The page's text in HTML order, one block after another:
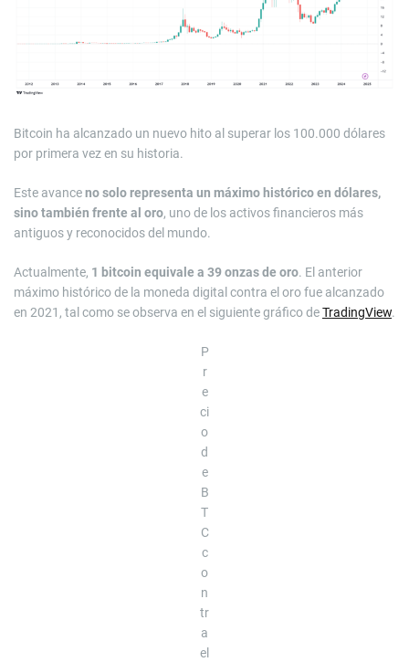
Bitcoin ha alcanzado un nuevo hito al superar los 100.000 dólares
por primera vez en su historia.
Este avanceno solo representa un máximo histórico en dólares,
sino también frente al oro, uno de los activos financieros más
antiguos y reconocidos del mundo.
Actualmente, 1 bitcoin equivale a 39 onzas de oro. El anterior
máximo histórico de la moneda digital contra el oro fue alcanzado
en 2021, tal como se observa en el siguiente gráfico deTradingView.
P
r
e
ci
o
d
e
B
T
C
c
o
n
tr
a
el